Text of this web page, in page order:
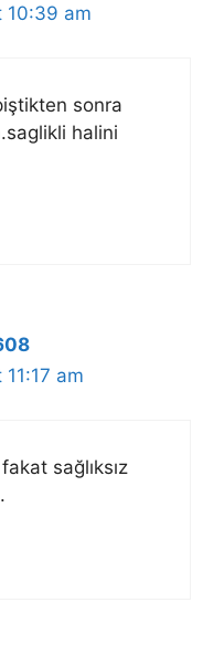
10:39 am
sonra
halini
am
sağlıksız